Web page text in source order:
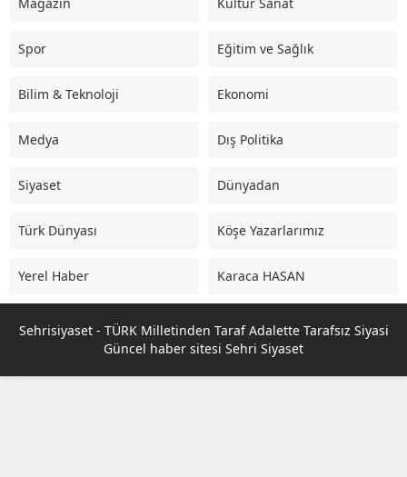
Magazin Kültür Sanat
Spor Eğitim ve Sağlık
Bilim & Teknoloji Ekonomi
Medya Dış Politika
Siyaset Dünyadan
Türk Dünyası Köşe Yazarlarımız
Yerel Haber Karaca HASAN
Sehrisiyaset - TÜRK Milletinden Taraf Adalette Tarafsız Siyasi
Güncel haber sitesi Sehri Siyaset